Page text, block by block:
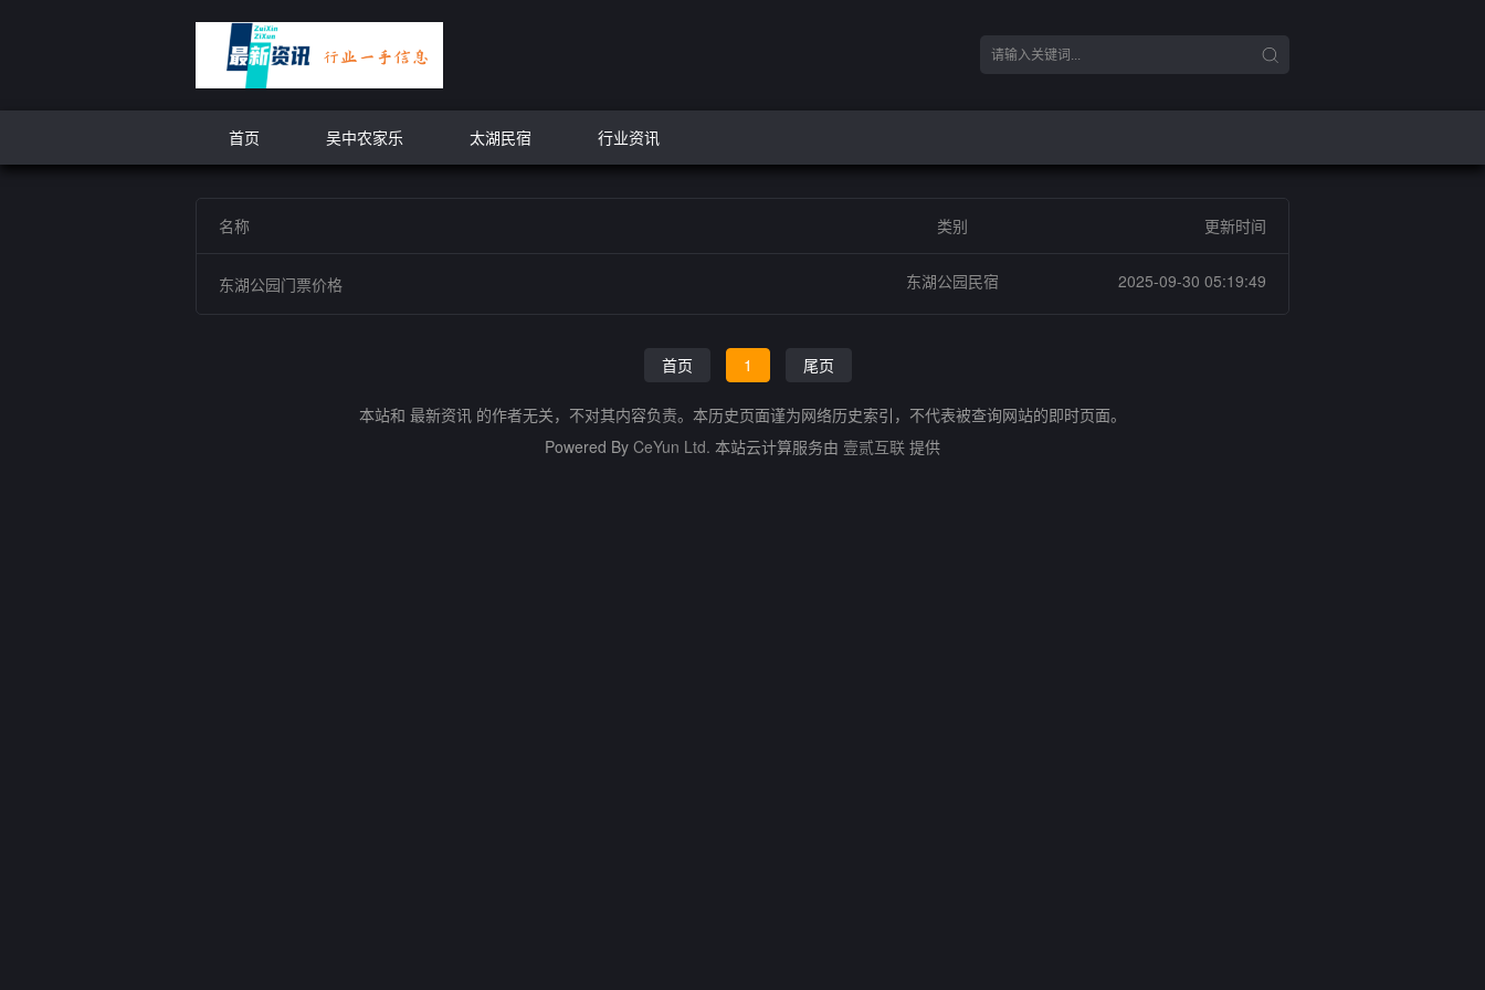
首页 吴中农家乐 太湖民宿 行业资讯
名称 类别 更新时间
东湖公园门票价格 东湖公园民宿 2025-09-30 05:19:49
首页 1 尾页
本站和 最新资讯 的作者无关，不对其内容负责。本历史页面谨为网络历史索引，不代表被查询网站的即时页面。
Powered By CeYun Ltd. 本站云计算服务由 壹贰互联 提供